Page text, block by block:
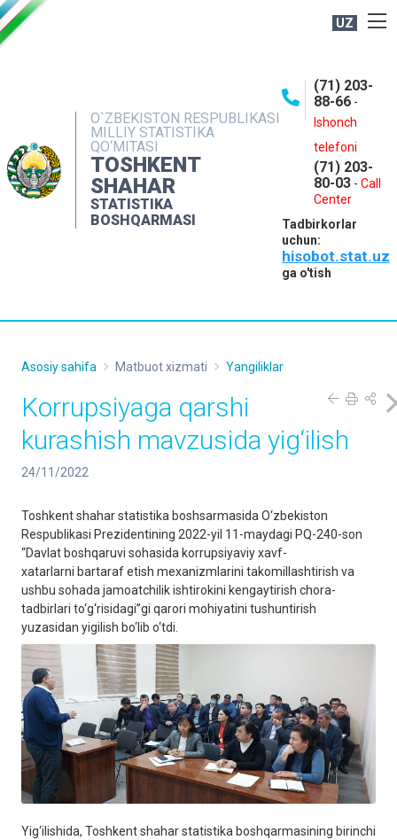
UZ
O`ZBEKISTON RESPUBLIKASI
MILLIY STATISTIKA
QO‘MITASI
TOSHKENT
SHAHAR
STATISTIKA
BOSHQARMASI
(71) 203-
88-66 -
Ishonch
telefoni
(71) 203-
80-03 - Call
Center
Tadbirkorlar
uchun:
hisobot.stat.uz
ga o'tish
NASHRLAR
INTERAKTIV XIZMATLAR
MATBUOT XIZMATI
MUROJAATLAR
Asosiy sahifa Matbuot xizmati Yangiliklar
Korrupsiyaga qarshi
kurashish mavzusida yig‘ilish
24/11/2022
Toshkent shahar statistika boshsarmasida O‘zbekiston
Respublikasi Prezidentining 2022-yil 11-maydagi PQ-240-son
“Davlat boshqaruvi sohasida korrupsiyaviy xavf-
xatarlarni bartaraf etish mexanizmlarini takomillashtirish va
ushbu sohada jamoatchilik ishtirokini kengaytirish chora-
tadbirlari to‘g‘risidagi”gi qarori mohiyatini tushuntirish
yuzasidan yigilish bo‘lib o‘tdi.
Yig‘ilishida, Toshkent shahar statistika boshqarmasining birinchi